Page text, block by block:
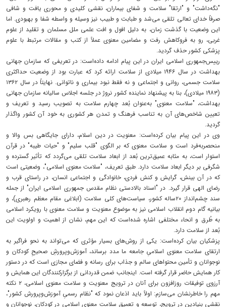
"نگه‌داشت" و "ارتقا" سلامت و شفای بیماران، نقشی کلیدی و محوری یافت و شافی
صرفاً خدای تعالی تلقی می‌شد و طبابت و طبیب نیز وسیله و واسطه شفا و بهبودی. اما
این وضعیت با گذشت زمان، به دلیل افول و افت علمی ملل مسلمان و تقلید از علوم
غربی، رو به فروکاهش رفت و مضامین معنوی عملاً از کتب و مقالات مرتبط با علوم
پزشکی کشور حذف گردید.
رییس‌جمهوری اسلامی ایران در این پیام ادامه داده‌است: در تعریفی که سازمان جهانی
بهداشت در سال ۱۹۴۶ میلادی از سلامت ارائه کرد که عبارت بود از وضعیت حداکثری
سلامت جسمی، روانی و اجتماعی و نه فقط نبود بیماری و ناتوانی. نهایتاً در سال ۱۳۶۲
(۱۹۸۳ میلادی)، بنا به پیشنهاد نماینده کشور نروژ در جلسه اجلاس سالیانه سازمان جهانی
بهداشت، "سلامت معنوی" به‌عنوان بُعد چهارم سلامت به تصویب رسید و تعریف و
تعیین شاخص‌های آن به تناسب فرهنگ و تمدن هر کشوری به خود آن کشور واگذار
گردید.
وی در این پیام بیان کرده‌است: معنویت در دین اسلام، دارای جایگاهی بس والا و
منحصربه‌فرد است و سلامت معنوی که بر الگوی "قلب سلیم" و "حیات طیبه" در قرآن
استوار است، به مثابه عمیق‌ترین بُعد از ابعاد سلامت تلقی می‌گردد که تأثیر گسترده و
شگرفی بر دیگر ابعاد سلامت دارد. طبق تعریف، "سلامت معنوی اسلامی"، وضعیتی است
که در آن بینش، گرایش و کنش فردی، خانوادگی و اجتماعی انسان، در راستای قرب و
رضای الهی قرار گیرد. در "اسناد بالادستی نظام مقدس جمهوری اسلامی ایران" از جمله
سند چشم‌انداز ۲۰ساله کشور، سیاست‌های کلی سلامت (ابلاغی مقام معظم رهبری)، و
بیانیه گام دوم انقلاب اسلامی نیز به موضوع معنویت و سلامت معنوی با رویکرد اسلامی
به طُرق و انحاء مختلفی اشاره شده‌است که این مهم، نشان از اهمیت و اولویت این
بُعد از سلامت دارد.
پزشکیان بیان کرده‌است: یکی از روش‌های بسیار مؤثری که می‌تواند به نحو فراگیر به
ارتقای سلامت معنوی اسلامیِ جامعه ما مدد برساند، آموزش‌وپرورشِ صحیحِ کودکان و
نوجوانان و تأمین محتواهای سالم و جذاب برای رسانه و فضای مجازی است که در دستور
کار همایش حاضر قرار گرفته است. اینجانب ضمن قدردانی از برگزارکنندگان این همایش و
آرزوی توفیقات روزافزون برای آنان در ترویج معنویت و سلامت معنوی اسلامی، ۲ نکته
مهم را خاطرنشان می‌سازم: اولاً باید اذعان نمود که "نظام رسمیِ آموزش‌وپرورش کشور"،
نقشی بنیادین در ترویج، توسعه و تعمیق سلامت معنوی اسلامی در کودکان، نوجوانان و